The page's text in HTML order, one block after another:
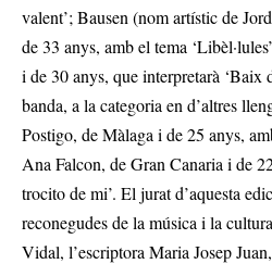
valent’; Bausen (nom artístic de
de 33 anys, amb el tema
i de 30 anys, que interpretarà ‘Baix
banda, a la categoria en d’altres
Postigo, de Màlaga i de 25 anys,
Ana Falcon, de Gran Canaria i de
trocito de mi’. El jurat d’aquesta
reconegudes de la música i la
Vidal, l’escriptora Maria Josep